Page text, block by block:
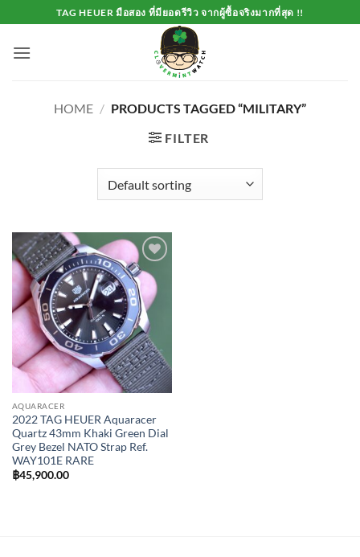
to
content
TAG HEUER มือสอง ที่มียอดรีวิว จากผู้ซื้อจริงมากที่สุด !!
HOME / PRODUCTS TAGGED “MILITARY”
FILTER
Add to
Wishlist
AQUARACER
2022 TAG HEUER Aquaracer
Quartz 43mm Khaki Green Dial
Grey Bezel NATO Strap Ref.
WAY101E RARE
฿45,900.00